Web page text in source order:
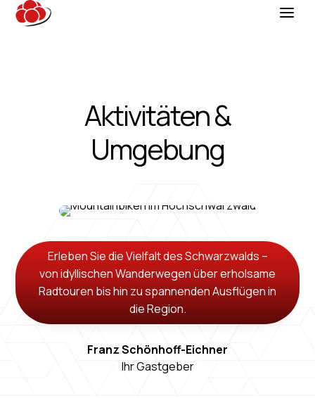
Aktivitäten &
Umgebung
Erleben Sie die Vielfalt des Schwarzwalds –
von idyllischen Wander­wegen über erholsame
Radtouren bis hin zu spannenden Ausflügen in
die Region.
FranzSchönhoff-Eichner
Ihr Gastgeber